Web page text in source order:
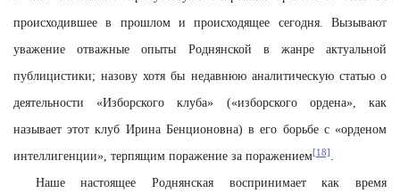
происходившее в прошлом и происходящее сегодня. Вызывают
уважение отважные опыты Роднянской в жанре актуальной
публицистики; назову хотя бы недавнюю аналитическую статью о
деятельности «Изборского клуба» («изборского ордена», как
называет этот клуб Ирина Бенционовна) в его борьбе с «орденом
интеллигенции», терпящим поражение за поражением[18] .
Наше настоящее Роднянская воспринимает как время